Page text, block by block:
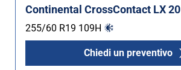
Continental CrossContact LX 20
255/60 R19 109H
Chiedi un preventivo